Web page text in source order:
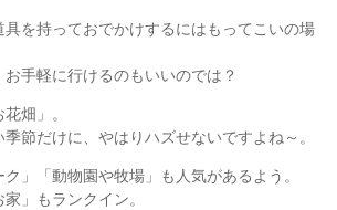
を持っておでかけするにはもってこいの場
手軽に行けるのもいいのでは？
畑」。
節だけに、やはりハズせないですよね～。
ク」「動物園や牧場」も人気があるよう。
」もランクイン。